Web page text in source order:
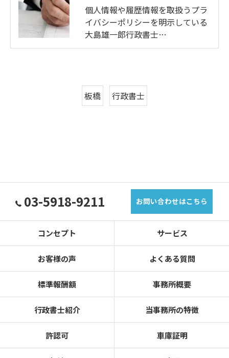
個人情報や履歴情報を取扱うプラ
イバシーポリシーを明示している
大島雄一郎行政書士…
板橋 行政書士
03-5918-9211 お問い合わせはこちら
コンセプト サービス
お客様の声 よくある質問
標準報酬額 事務所概要
行政書士紹介 当事務所の特徴
許認可 車庫証明